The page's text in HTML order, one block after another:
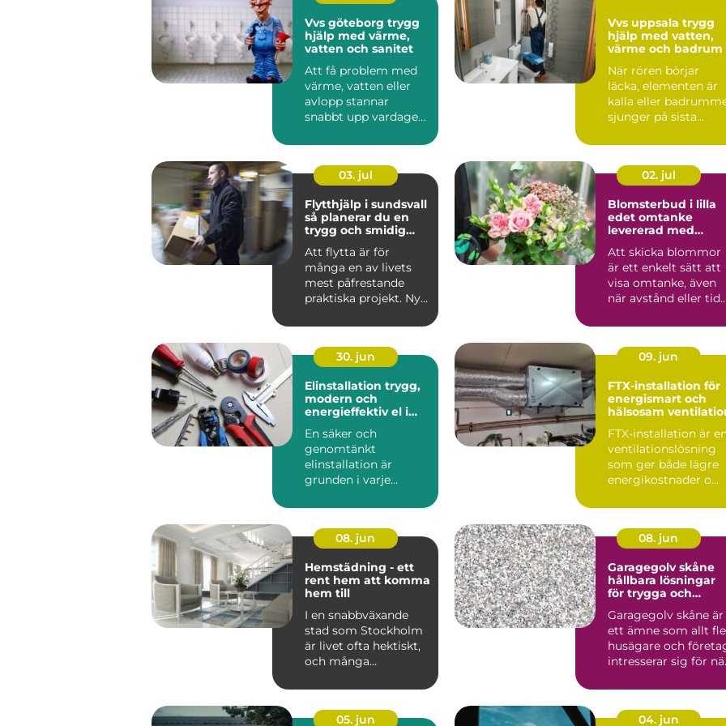
Vvs göteborg trygg
hjälp med värme,
vatten och sanitet
Att få problem med
värme, vatten eller
avlopp stannar
snabbt upp vardagen.
blandare, en...
Vvs uppsala trygg
hjälp med vatten,
värme och badrum
När rören börjar
läcka, elementen är
kalla eller
sjunger på sista
s...
03. jul
Flytthjälp i sundsvall
så planerar du en
trygg och smidig
Att flytta är för
många en av livets
mest påfrestande
praktiska projekt. Nya
oc...
02. jul
Blomsterbud i lilla
edet omtanke
levererad med
Att skicka blommor
är ett enkelt sätt att
visa omtanke, även
när avstånd eller tid
30. jun
Elinstallation trygg,
modern och
energieffektiv el i
En säker och
genomtänkt
elinstallation är
grunden i varje
lokal. Allt från bely...
09. jun
FTX-installation för
energismart och
hälsosam
FTX-installation är
ventilationslösning
som ger både lägre
energikostnader o...
08. jun
Hemstädning - ett
rent hem att komma
hem till
I en snabbväxande
stad som Stockholm
är livet ofta hektiskt,
och många
08. jun
Garagegolv skåne
hållbara lösningar
för trygga och
Garagegolv skåne är
ett ämne som allt
husägare och
intresserar sig för
05. jun 04. jun